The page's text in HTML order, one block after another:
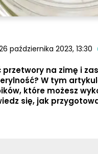
października 2023, 13:30
przetwory na zimę i
W tym
które możesz
się, jak